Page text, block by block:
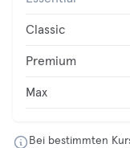
Classic
Premium
Max
Bei bestimmten